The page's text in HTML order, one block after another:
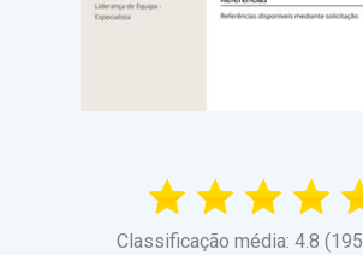
Classificação média: 4.8